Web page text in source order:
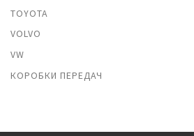
TOYOTA
VOLVO
VW
КОРОБКИ ПЕРЕДАЧ